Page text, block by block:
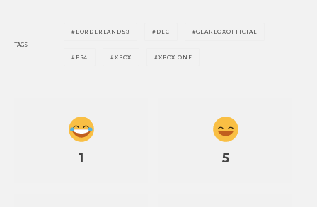
TAGS
BORDERLANDS3 DLC GEARBOXOFFICIAL
PS4 XBOX XBOX ONE
1 5